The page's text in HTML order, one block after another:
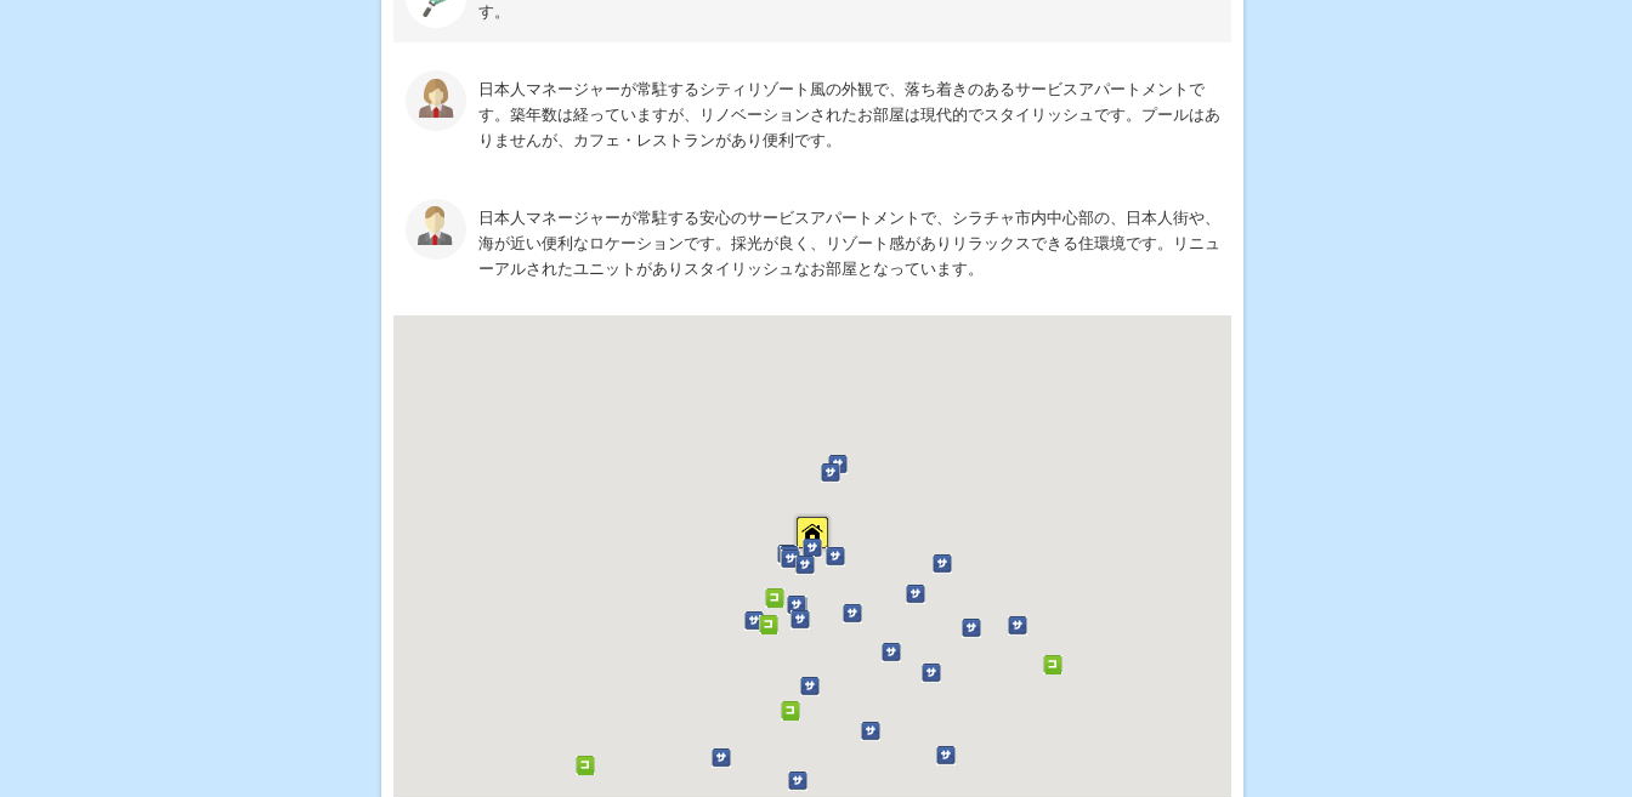
す。
日本人マネージャーが常駐するシティリゾート風の外観で、落ち着きのあるサービスアパートメントで
す。築年数は経っていますが、リノベーションされたお部屋は現代的でスタイリッシュです。プールはあ
りませんが、カフェ・レストランがあり便利です。
日本人マネージャーが常駐する安心のサービスアパートメントで、シラチャ市内中心部の、日本人街や、
海が近い便利なロケーションです。採光が良く、リゾート感がありリラックスできる住環境です。リニュ
ーアルされたユニットがありスタイリッシュなお部屋となっています。